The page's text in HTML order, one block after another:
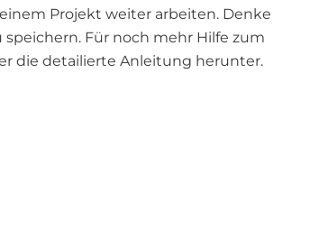
Projekt weiter arbeiten. Denke
speichern. Für noch mehr Hilfe zum
die detailierte Anleitung herunter.